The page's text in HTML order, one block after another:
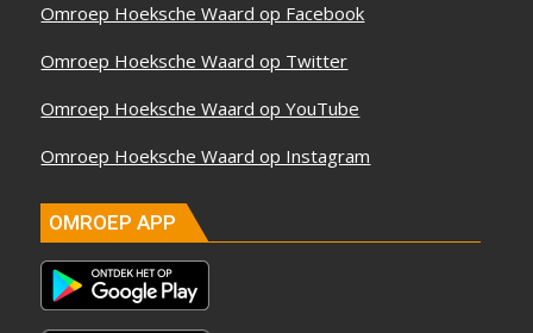
Omroep Hoeksche Waard op Facebook
Omroep Hoeksche Waard op Twitter
Omroep Hoeksche Waard op YouTube
Omroep Hoeksche Waard op Instagram
OMROEP APP